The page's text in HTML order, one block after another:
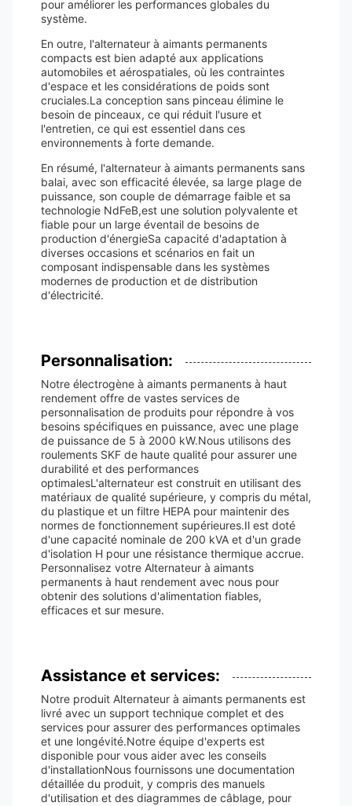
pour améliorer les performances globales du
système.
En outre, l'alternateur à aimants permanents
compacts est bien adapté aux applications
automobiles et aérospatiales, où les contraintes
d'espace et les considérations de poids sont
cruciales.La conception sans pinceau élimine le
besoin de pinceaux, ce qui réduit l'usure et
l'entretien, ce qui est essentiel dans ces
environnements à forte demande.
En résumé, l'alternateur à aimants permanents sans
balai, avec son efficacité élevée, sa large plage de
puissance, son couple de démarrage faible et sa
technologie NdFeB,est une solution polyvalente et
fiable pour un large éventail de besoins de
production d'énergieSa capacité d'adaptation à
diverses occasions et scénarios en fait un
composant indispensable dans les systèmes
modernes de production et de distribution
d'électricité.
Personnalisation:
Notre électrogène à aimants permanents à haut
rendement offre de vastes services de
personnalisation de produits pour répondre à vos
besoins spécifiques en puissance, avec une plage
de puissance de 5 à 2000 kW.Nous utilisons des
roulements SKF de haute qualité pour assurer une
durabilité et des performances
optimalesL'alternateur est construit en utilisant des
matériaux de qualité supérieure, y compris du métal,
du plastique et un filtre HEPA pour maintenir des
normes de fonctionnement supérieures.Il est doté
d'une capacité nominale de 200 kVA et d'un grade
d'isolation H pour une résistance thermique accrue.
Personnalisez votre Alternateur à aimants
permanents à haut rendement avec nous pour
obtenir des solutions d'alimentation fiables,
efficaces et sur mesure.
Assistance et services:
Notre produit Alternateur à aimants permanents est
livré avec un support technique complet et des
services pour assurer des performances optimales
et une longévité.Notre équipe d'experts est
disponible pour vous aider avec les conseils
d'installationNous fournissons une documentation
détaillée du produit, y compris des manuels
d'utilisation et des diagrammes de câblage, pour